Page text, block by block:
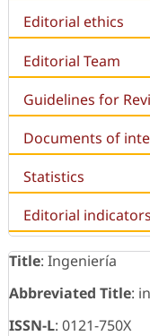
Editorial ethics
Editorial Team
Guidelines for
Documents of
Statistics
Editorial
Title: Ingeniería
Abbreviated Title:
ISSN-L: 0121-750X